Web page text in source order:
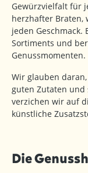
Gewürzvielfalt für
herzhafter Braten,
jeden Geschmack.
Sortiments und
Genussmomenten.
Wir glauben
guten Zutaten und
verzichen wir auf
künstliche
Die